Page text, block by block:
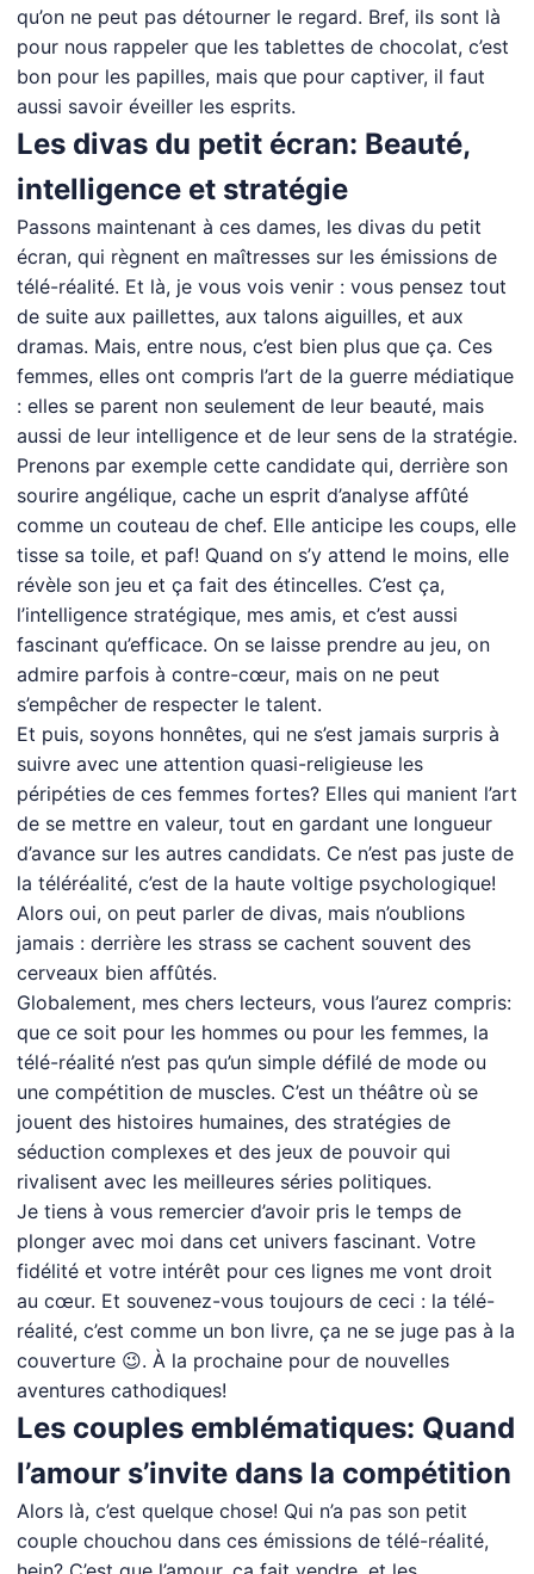
qu’on ne peut pas détourner le regard. Bref, ils sont là
pour nous rappeler que les tablettes de chocolat, c’est
bon pour les papilles, mais que pour captiver, il faut
aussi savoir éveiller les esprits.
Les divas du petit écran: Beauté,
intelligence et stratégie
Passons maintenant à ces dames, les divas du petit
écran, qui règnent en maîtresses sur les émissions de
télé-réalité. Et là, je vous vois venir : vous pensez tout
de suite aux paillettes, aux talons aiguilles, et aux
dramas. Mais, entre nous, c’est bien plus que ça. Ces
femmes, elles ont compris l’art de la guerre médiatique
: elles se parent non seulement de leur beauté, mais
aussi de leur intelligence et de leur sens de la stratégie.
Prenons par exemple cette candidate qui, derrière son
sourire angélique, cache un esprit d’analyse affûté
comme un couteau de chef. Elle anticipe les coups, elle
tisse sa toile, et paf! Quand on s’y attend le moins, elle
révèle son jeu et ça fait des étincelles. C’est ça,
l’intelligence stratégique, mes amis, et c’est aussi
fascinant qu’efficace. On se laisse prendre au jeu, on
admire parfois à contre-cœur, mais on ne peut
s’empêcher de respecter le talent.
Et puis, soyons honnêtes, qui ne s’est jamais surpris à
suivre avec une attention quasi-religieuse les
péripéties de ces femmes fortes? Elles qui manient l’art
de se mettre en valeur, tout en gardant une longueur
d’avance sur les autres candidats. Ce n’est pas juste de
la téléréalité, c’est de la haute voltige psychologique!
Alors oui, on peut parler de divas, mais n’oublions
jamais : derrière les strass se cachent souvent des
cerveaux bien affûtés.
Globalement, mes chers lecteurs, vous l’aurez compris:
que ce soit pour les hommes ou pour les femmes, la
télé-réalité n’est pas qu’un simple défilé de mode ou
une compétition de muscles. C’est un théâtre où se
jouent des histoires humaines, des stratégies de
séduction complexes et des jeux de pouvoir qui
rivalisent avec les meilleures séries politiques.
Je tiens à vous remercier d’avoir pris le temps de
plonger avec moi dans cet univers fascinant. Votre
fidélité et votre intérêt pour ces lignes me vont droit
au cœur. Et souvenez-vous toujours de ceci : la télé-
réalité, c’est comme un bon livre, ça ne se juge pas à la
couverture 😉. À la prochaine pour de nouvelles
aventures cathodiques!
Les couples emblématiques: Quand
l’amour s’invite dans la compétition
Alors là, c’est quelque chose! Qui n’a pas son petit
couple chouchou dans ces émissions de télé-réalité,